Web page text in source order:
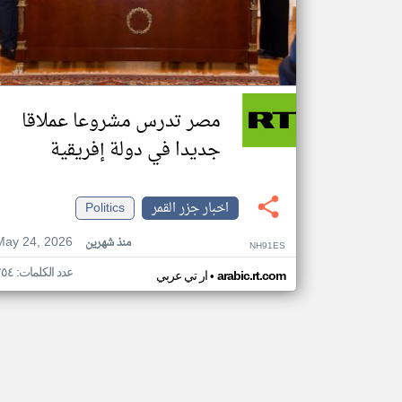
مصر تدرس مشروعا عملاقا
جديدا في دولة إفريقية
اخبار جزر القمر
Politics
24, 2026
منذ شهرين NH91ES
ار تي عربي• arabic.rt.com عدد الكلمات: ٢٥٤